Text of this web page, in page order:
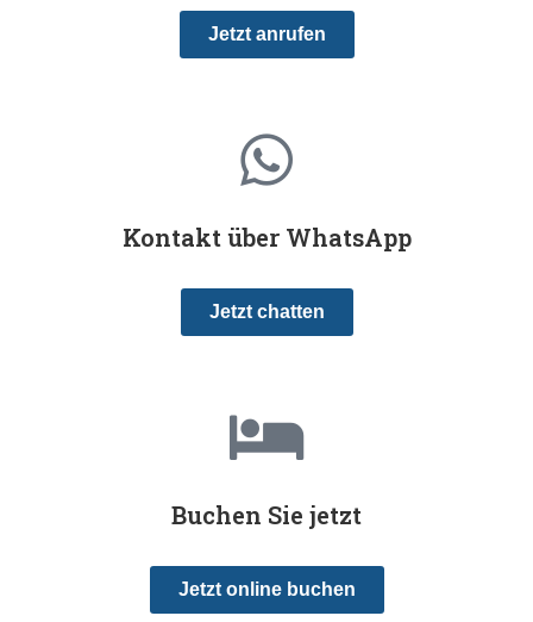
Jetzt anrufen
Kontakt über WhatsApp
Jetzt chatten
Buchen Sie jetzt
Jetzt online buchen